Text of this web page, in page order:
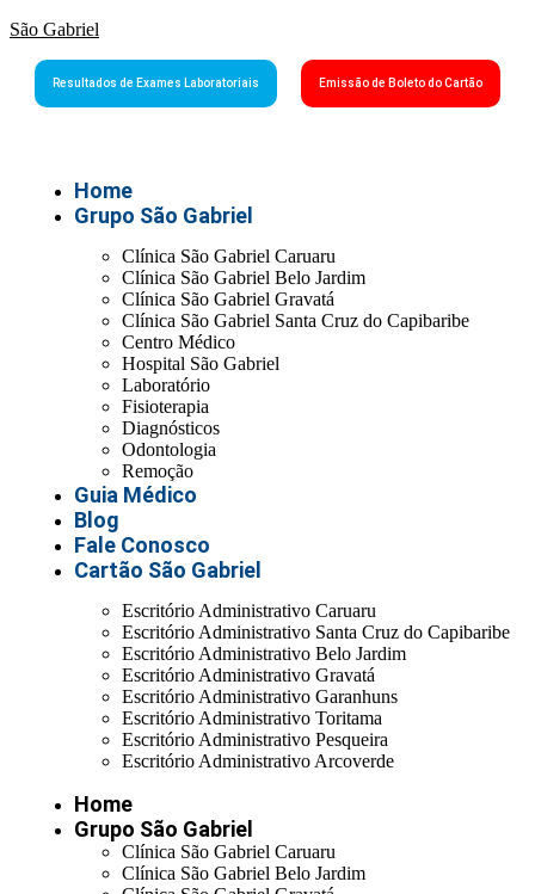
São Gabriel
Resultados de Exames Laboratoriais Emissão de Boleto do Cartão
Home
Grupo São Gabriel
Clínica São Gabriel Caruaru
Clínica São Gabriel Belo Jardim
Clínica São Gabriel Gravatá
Clínica São Gabriel Santa Cruz do Capibaribe
Centro Médico
Hospital São Gabriel
Laboratório
Fisioterapia
Diagnósticos
Odontologia
Remoção
Guia Médico
Blog
Fale Conosco
Cartão São Gabriel
Escritório Administrativo Caruaru
Escritório Administrativo Santa Cruz do Capibaribe
Escritório Administrativo Belo Jardim
Escritório Administrativo Gravatá
Escritório Administrativo Garanhuns
Escritório Administrativo Toritama
Escritório Administrativo Pesqueira
Escritório Administrativo Arcoverde
Home
Grupo São Gabriel
Clínica São Gabriel Caruaru
Clínica São Gabriel Belo Jardim